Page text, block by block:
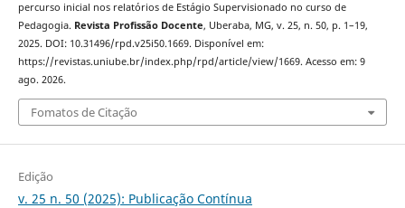
percurso inicial nos relatórios de Estágio Supervisionado no curso de
Pedagogia. Revista Profissão Docente, Uberaba, MG, v. 25, n. 50, p. 1–19,
2025. DOI: 10.31496/rpd.v25i50.1669. Disponível em:
https://revistas.uniube.br/index.php/rpd/article/view/1669. Acesso em: 9
ago. 2026.
Fomatos de Citação
Edição
v. 25 n. 50 (2025): Publicação Contínua